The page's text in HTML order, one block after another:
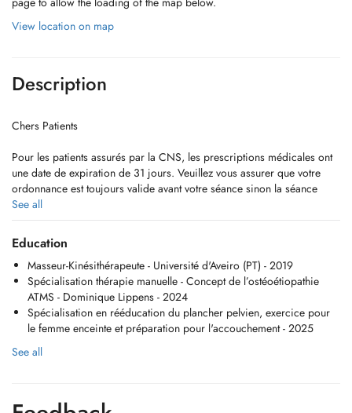
View location on map
Description
Chers Patients
Pour les patients assurés par la CNS, les prescriptions médicales ont
une date de expiration de 31 jours. Veuillez vous assurer que votre
ordonnance est toujours valide avant votre séance sinon la séance
vous sera facturé a 100%.
Les rendez-vous non respectés seront facturés, une politique de
annulation de 24heures s'applique.
Email:janina.alexandra.silva@gmail.com
Merci pour votre compréhension,
Janina Silva
See all
Education
Masseur-Kinésithérapeute - Université d'Aveiro (PT) - 2019
Spécialisation thérapie manuelle - Concept de l’ostéoétiopathie
ATMS - Dominique Lippens - 2024
Spécialisation en rééducation du plancher pelvien, exercice pour
le femme enceinte et préparation pour l'accouchement - 2025
See all